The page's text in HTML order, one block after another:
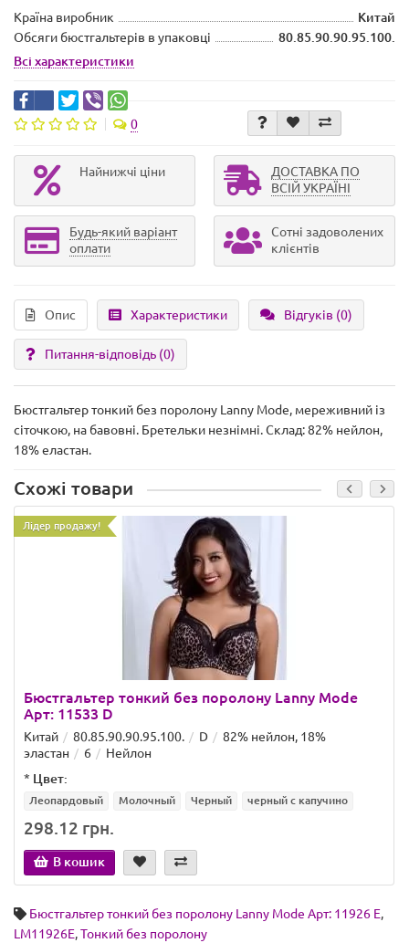
Країна виробник
Китай
Обсяги бюстгальтерів в упаковці
80.85.90.90.95.100.
Всі характеристики
0
Найнижчі ціни
ДОСТАВКА ПО
ВСІЙ УКРАЇНІ
Будь-який варіант
оплати
Сотні задоволених
клієнтів
Опис Характеристики Відгуків (0)
Питання-відповідь (0)
Бюстгальтер тонкий без поролону Lanny Mode, мереживний із
сіточкою, на бавовні. Бретельки незнімні. Склад: 82% нейлон,
18% еластан.
Схожі товари
Лідер продажу!
Бюстгальтер тонкий без поролону Lanny Mode
Арт: 11533 D
Китай 80.85.90.90.95.100. D
82% нейлон, 18%
эластан
6
Нейлон
* Цвет:
Леопардовый Молочный Черный черный с капучино
298.12 грн.
В кошик
Бюстгальтер тонкий без поролону Lanny Mode Арт: 11926 E,
LM11926E,Тонкий без поролону